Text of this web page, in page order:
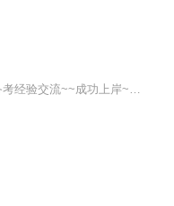
+微信 ：educity08 更多学习备考资料，知识题库打卡学习，重要资讯抢先了解，更多考博备考经验交流~~成功上岸~~ 【加V备注：喜马拉雅考博，领取专属资料礼包】本音频课程由希赛网讲师精心录制，对英语语法和听力的知识点进行了归类分析和总结，挖掘出了其...